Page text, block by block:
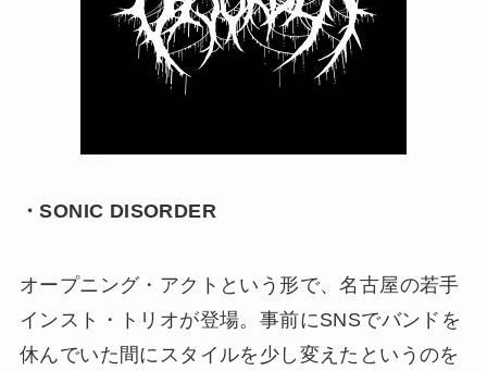
・SONIC DISORDER
オープニング・アクトという形で、名古屋の若手
インスト・トリオが登場。事前にSNSでバンドを
休んでいた間にスタイルを少し変えたというのを